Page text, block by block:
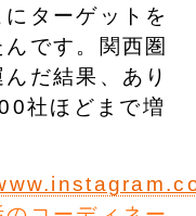
ターゲットを
です。関西圏
だ結果、あり
社ほどまで増